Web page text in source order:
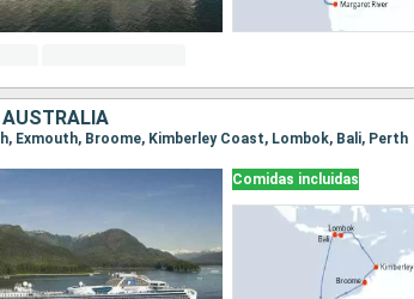
Exmouth, Broome, Kimberley Coast, Lombok, Bali, Perth
Comidas incluidas